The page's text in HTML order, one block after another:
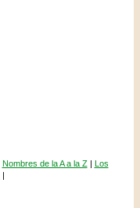
Nombres de la A a la Z| Los
|